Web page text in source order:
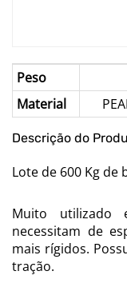
Peso
Material
Descrição do
Lote de 600 Kg de
Muito utilizado
necessitam de
mais rígidos.
tração.